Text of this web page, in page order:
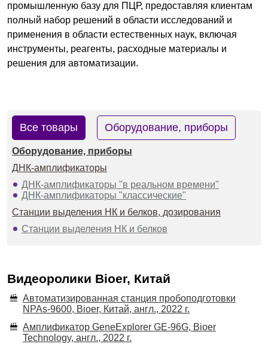
Технический сервис
промышленную базу для ПЦР, предоставляя клиентам
полный набор решений в области исследований и
применения в области естественных наук, включая
инструменты, реагенты, расходные материалы и
решения для автоматизации.
Все товары Оборудование, приборы
Оборудование, приборы
ДНК-амплификаторы
ДНК-амплификаторы "в реальном времени"
ДНК-амплификаторы "классические"
Станции выделения НК и белков, дозирования
Станции выделения НК и белков
Видеоролики Bioer, Китай
Автоматизированная станция пробоподготовки
NPAs-9600, Bioer, Китай, англ., 2022 г.
Амплификатор GeneExplorer GE-96G, Bioer
Technology, англ., 2022 г.